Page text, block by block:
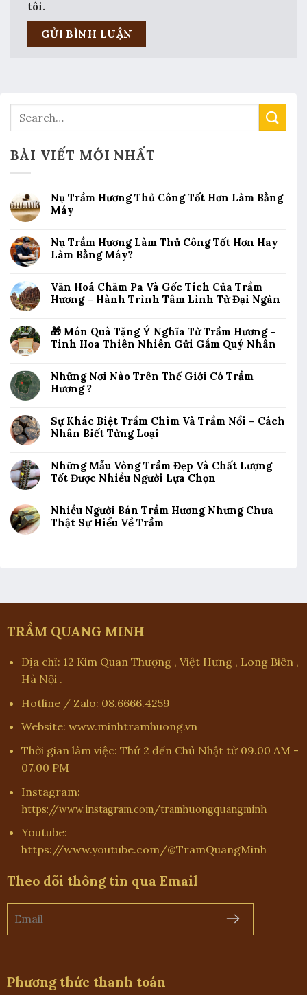
tôi.
BÀI VIẾT MỚI NHẤT
Nụ Trầm Hương Thủ Công Tốt Hơn Làm Bằng
Máy
Nụ Trầm Hương Làm Thủ Công Tốt Hơn Hay
Làm Bằng Máy?
Văn Hoá Chăm Pa Và Gốc Tích Của Trầm
Hương – Hành Trình Tâm Linh Từ Đại Ngàn
🎁 Món Quà Tặng Ý Nghĩa Từ Trầm Hương –
Tinh Hoa Thiên Nhiên Gửi Gắm Quý Nhân
Những Nơi Nào Trên Thế Giới Có Trầm
Hương ?
Sự Khác Biệt Trầm Chìm Và Trầm Nổi – Cách
Nhân Biết Từng Loại
Những Mẫu Vòng Trầm Đẹp Và Chất Lượng
Tốt Được Nhiều Người Lựa Chọn
Nhiều Người Bán Trầm Hương Nhưng Chưa
Thật Sự Hiểu Về Trầm
TRẦM QUANG MINH
Địa chỉ: 12 Kim Quan Thượng , Việt Hưng , Long Biên ,
Hà Nội .
Hotline / Zalo: 08.6666.4259
Website: www.minhtramhuong.vn
Thời gian làm việc: Thứ 2 đến Chủ Nhật từ 09.00 AM -
07.00 PM
Instagram:
https://www.instagram.com/tramhuongquangminh
Youtube:
https://www.youtube.com/@TramQuangMinh
Theo dõi thông tin qua Email
Phương thức thanh toán